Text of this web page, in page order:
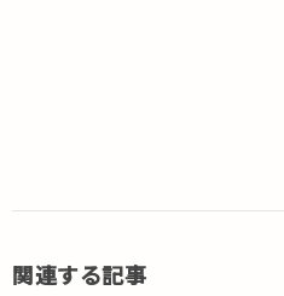
関連する記事